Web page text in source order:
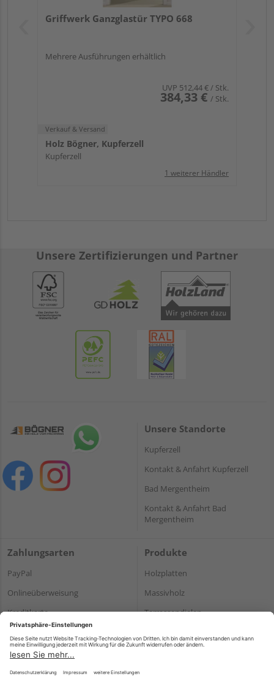
Griffwerk Ganzglastür TYPO 668
Mehrere Ausführungen erhältlich
UVP 512,44 €/ Stk.
384,33 € / Stk.
Verkauf & Versand
Holz Bögner, Kupferzell
Kupferzell
1 weiterer Händler
Unsere Zertifizierungen und Partner
Unsere Standorte
Kupferzell
Kontakt & Anfahrt Kupferzell
Bad Mergentheim
Kontakt & Anfahrt Bad
Mergentheim
Zahlungsarten
PayPal
Onlineüberweisung
Kreditkarte
Rechnung*
*Bonität vorausgesetzt
Produkte
Holzplatten
Massivholz
Terrassendielen